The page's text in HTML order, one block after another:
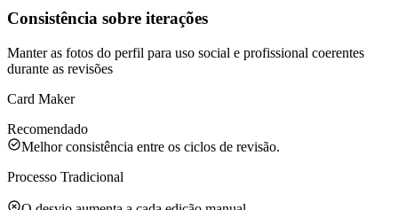
Consistência sobre iterações
Manter as fotos do perfil para uso social e profissional coerentes
durante as revisões
Card Maker
Recomendado
Melhor consistência entre os ciclos de revisão.
Processo Tradicional